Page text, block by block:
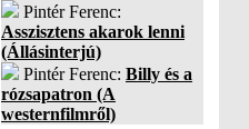
Pintér Ferenc:
Asszisztens akarok lenni
(Állásinterjú)
Pintér Ferenc: Billy és a
rózsapatron (A
westernfilmről)